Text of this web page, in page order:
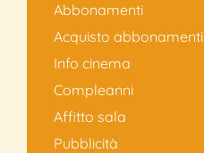
Abbonamenti
Acquisto abbonamenti
Info cinema
Compleanni
Affitto sala
Pubblicità